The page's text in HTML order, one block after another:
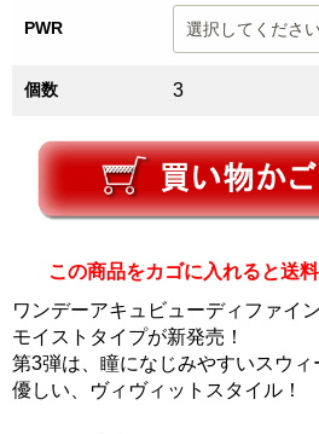
PWR
個数 3
この商品をカゴに入れると送
ワンデーアキュビューディファイ
モイストタイプが新発売！
第3弾は、瞳になじみやすいスウィ
優しい、ヴィヴィットスタイル！